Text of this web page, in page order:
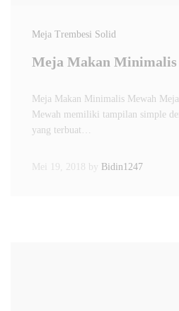
Meja Trembesi Solid
Meja Makan Minimalis
Meja Makan Minimalis Mewah
Mewah memiliki tampilan simple
yang terbuat…
Mei 19, 2018 by Bidin1247